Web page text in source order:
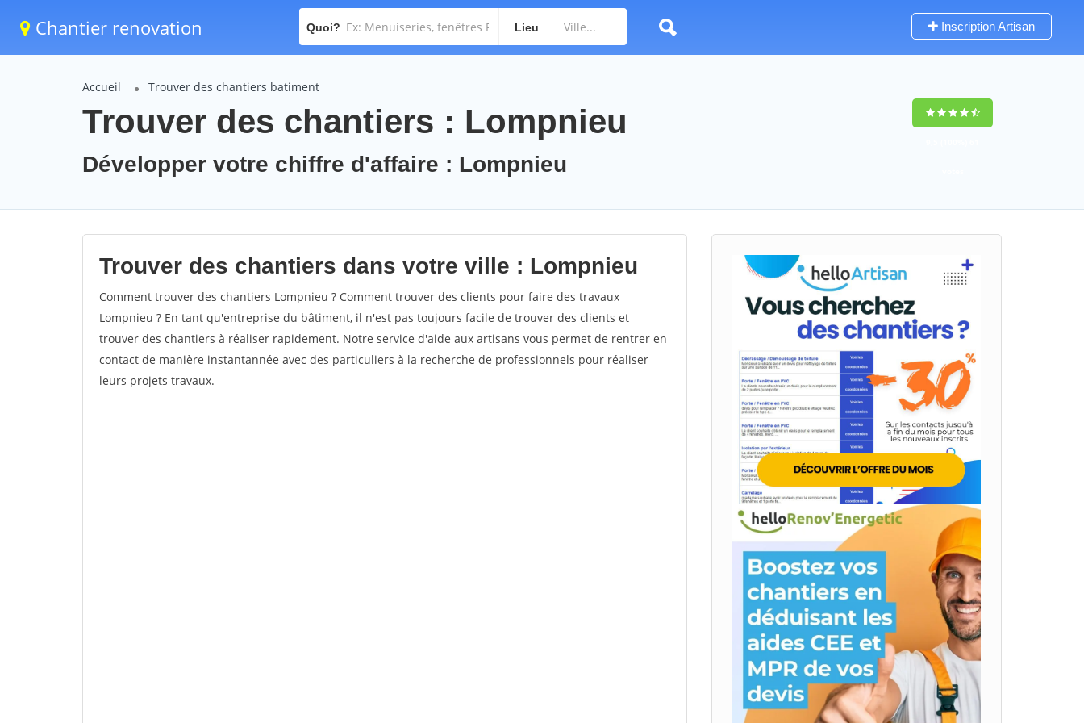
Chantier renovation Quoi? Lieu Inscription Artisan
Accueil Trouver des chantiers batiment
Trouver des chantiers : Lompnieu
Développer votre chiffre d'affaire : Lompnieu
Trouver des chantiers dans votre ville : Lompnieu
Comment trouver des chantiers Lompnieu ? Comment trouver des clients pour faire des travaux
Lompnieu ? En tant qu'entreprise du bâtiment, il n'est pas toujours facile de trouver des clients et
trouver des chantiers à réaliser rapidement. Notre service d'aide aux artisans vous permet de rentrer en
contact de manière instantannée avec des particuliers à la recherche de professionnels pour réaliser
leurs projets travaux.